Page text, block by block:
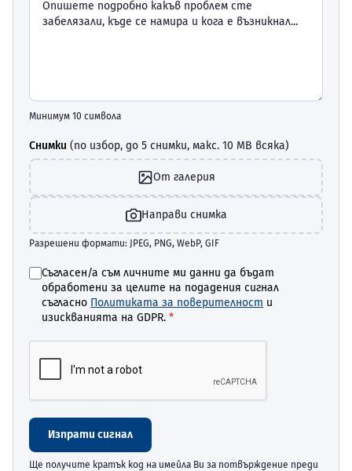
Минимум 10 символа
Снимки (по избор, до 5 снимки, макс. 10 MB всяка)
От галерия
Направи снимка
Разрешени формати: JPEG, PNG, WebP, GIF
Съгласен/а съм личните ми данни да бъдат
обработени за целите на подадения сигнал
съгласно Политиката за поверителност и
изискванията на GDPR. *
Изпрати сигнал
Ще получите кратък код на имейла Ви за потвърждение преди